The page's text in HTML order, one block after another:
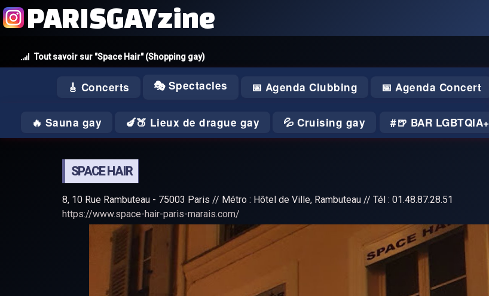
Tout savoir sur "Space Hair" (Shopping gay)
PARISGAYzine
🎸 Concerts 🎭 Spectacles 📅 Agenda Clubbing 📅 Agenda Concert
🔥 Sauna gay 🍆🍑 Lieux de drague gay 💦 Cruising gay 🍺 BAR LGBTQIA+
SPACE HAIR
8, 10 Rue Rambuteau - 75003 Paris // Métro : Hôtel de Ville, Rambuteau // Tél : 01.48.87.28.51
https://www.space-hair-paris-marais.com/